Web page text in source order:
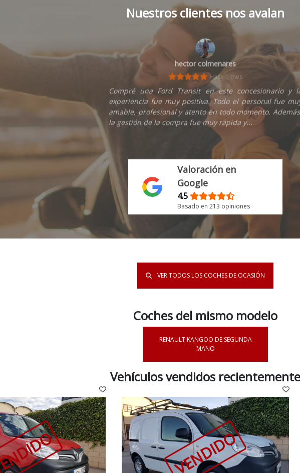
Nuestros clientes nos avalan
hector colmenares
Hace 1 mes
Compré una Ford Transit en este concesionario y
experiencia fue muy positiva. Todo el personal fue
amable, profesional y atento en todo momento.
la gestión de la compra fue muy rápida y...
Valoración en
Google
4.5
Basado en 213 opiniones
VER TODOS LOS COCHES DE OCASIÓN
Coches del mismo modelo
RENAULT KANGOO DE SEGUNDA
MANO
Vehículos vendidos recientemente
VENDIDO